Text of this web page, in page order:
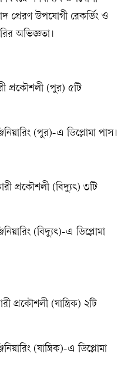
প্রেরণ উপযোগী রেকর্ডিং ও
অভিজ্ঞতা।
প্রকৌশলী (পুর) ৫টি
(পুর)-এ ডিপ্লোমা পাস।
প্রকৌশলী (বিদ্যুৎ) ৩টি
(বিদ্যুৎ)-এ ডিপ্লোমা
প্রকৌশলী (যান্ত্রিক) ২টি
(যান্ত্রিক)-এ ডিপ্লোমা